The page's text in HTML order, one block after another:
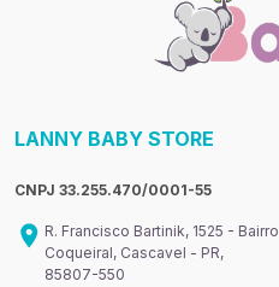
LANNY BABY STORE
CNPJ 33.255.470/0001-55
R. Francisco Bartinik, 1525 - Bairro
Coqueiral, Cascavel - PR,
85807-550